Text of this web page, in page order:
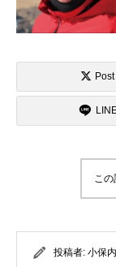
無料プレゼント動
プレゼント付メルマ
Post
こ
投稿者: 小保